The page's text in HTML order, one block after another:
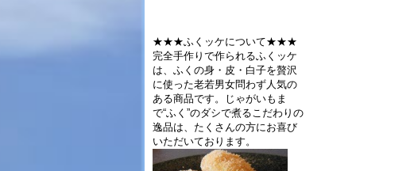
★★★ふくッケについて★★★
完全手作りで作られるふくッケ
は、ふくの身・皮・白子を贅沢
に使った老若男女問わず人気の
ある商品です。じゃがいもま
で“ふく”のダシで煮るこだわりの
逸品は、たくさんの方にお喜び
いただいております。